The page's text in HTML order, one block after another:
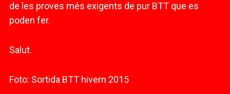
de les proves més exigents de pur BTT que es
poden fer.
Salut.
Foto: Sortida BTT hivern 2015